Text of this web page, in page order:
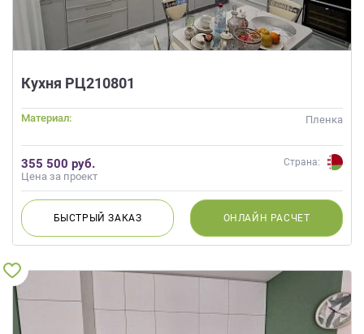
Кухня РЦ210801
Материал: Пленка
355 500 руб.
Цена за проект
Страна:
БЫСТРЫЙЗАКАЗ ОНЛАЙН РАСЧЕТ